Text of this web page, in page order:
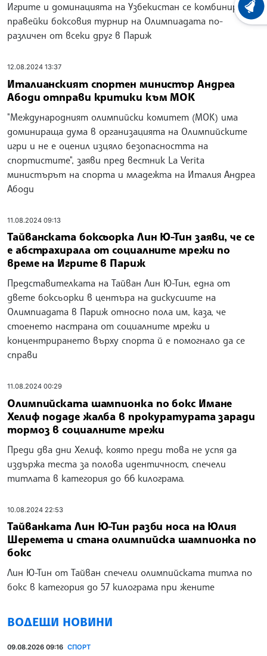
Игрите и доминацията на Узбекистан се комбинираха,
правейки боксовия турнир на Олимпиадата по-
различен от всеки друг в Париж
12.08.2024 13:37
Италианският спортен министър Андреа
Абоди отправи критики към МОК
"Международният олимпийски комитет (МОК) има
доминираща дума в организацията на Олимпийските
игри и не е оценил изцяло безопасността на
спортистите", заяви пред вестник La Verita
министърът на спорта и младежта на Италия Андреа
Абоди
11.08.2024 09:13
Тайванската боксьорка Лин Ю-Тин заяви, че се
е абстрахирала от социалните мрежи по
време на Игрите в Париж
Представителката на Тайван Лин Ю-Тин, една от
двете боксьорки в центъра на дискусиите на
Олимпиадата в Париж относно пола им, каза, че
стоенето настрана от социалните мрежи и
концентрирането върху спорта й е помогнало да се
справи
11.08.2024 00:29
Олимпийската шампионка по бокс Имане
Хелиф подаде жалба в прокуратурата заради
тормоз в социалните мрежи
Преди два дни Хелиф, която преди това не успя да
издържа теста за полова идентичност, спечели
титлата в категория до 66 килограма.
10.08.2024 22:53
Тайванката Лин Ю-Тин разби носа на Юлия
Шеремета и стана олимпийска шампионка по
бокс
Лин Ю-Тин от Тайван спечели олимпийската титла по
бокс в категория до 57 килограма при жените
ВОДЕЩИ НОВИНИ
09.08.2026 09:16 СПОРТ